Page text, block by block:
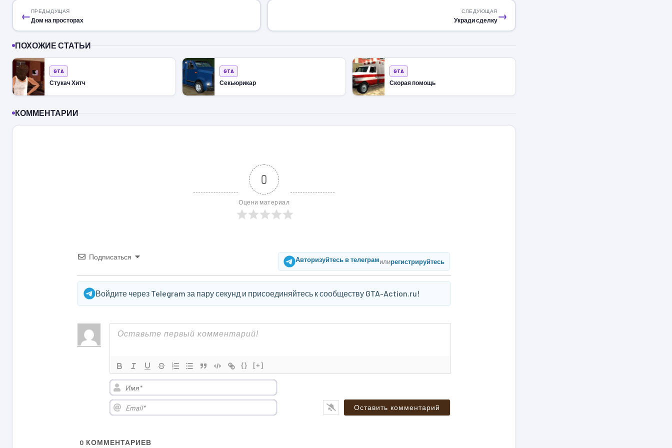
←ПРЕДЫДУЩАЯ
Дом на просторах →
СЛЕДУЮЩАЯ
Укради сделку
ПОХОЖИЕ СТАТЬИ
GTA
Стукач Хитч
GTA
Секьюрикар
GTA
Скорая помощь
КОММЕНТАРИИ
0
Оцени материал
Подписаться Авторизуйтесь в телеграмилирегистрируйтесь
Войдите через Telegram за пару секунд и присоединяйтесь к сообществу GTA-Action.ru!
{} [+]
Имя*
Email*
0 КОММЕНТАРИЕВ